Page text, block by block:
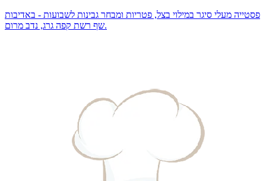
פסטייה מעלי סיגר במילוי בצל, פטריות ומבחר גבינות לשבועות - באדיבות
שף רשת קפה גרג, נדב מרום.